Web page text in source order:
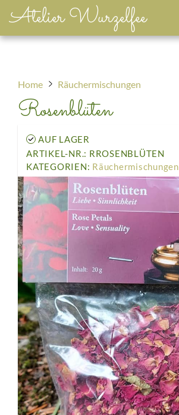
Atelier Wurzelfee
Home Räuchermischungen
Rosenblüten
AUF LAGER
ARTIKEL-NR.: RROSENBLÜTEN
KATEGORIEN: Räuchermischungen